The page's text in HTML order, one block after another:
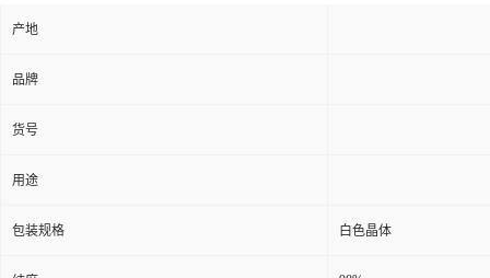
产地
品牌
货号
用途
包装规格 白色晶体